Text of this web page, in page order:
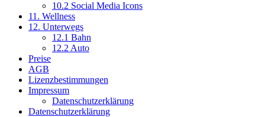
10.2 Social Media Icons
11. Wellness
12. Unterwegs
12.1 Bahn
12.2 Auto
Preise
AGB
Lizenzbestimmungen
Impressum
Datenschutzerklärung
Datenschutzerklärung